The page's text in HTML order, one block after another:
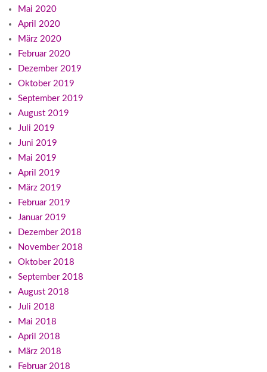
Mai 2020
April 2020
März 2020
Februar 2020
Dezember 2019
Oktober 2019
September 2019
August 2019
Juli 2019
Juni 2019
Mai 2019
April 2019
März 2019
Februar 2019
Januar 2019
Dezember 2018
November 2018
Oktober 2018
September 2018
August 2018
Juli 2018
Mai 2018
April 2018
März 2018
Februar 2018